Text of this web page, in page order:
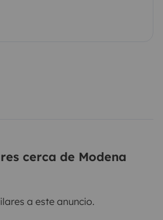
cerca de Modena
a este anuncio.